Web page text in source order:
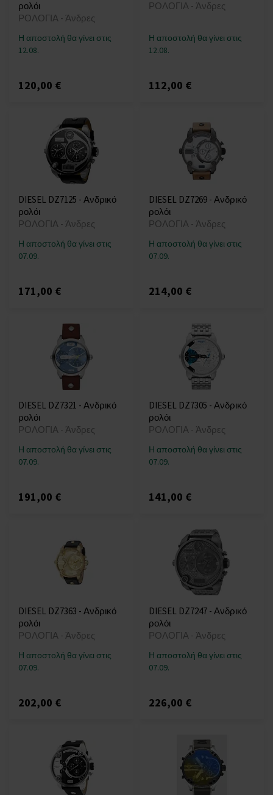
ρολόι
ΡΟΛΟΓΙΑ - Άνδρες
Η αποστολή θα γίνει στις
12.08.
120,00 €
ΡΟΛΟΓΙΑ - Άνδρες
Η αποστολή θα γίνει στις
12.08.
112,00 €
DIESEL DZ7125 - Ανδρικό
ρολόι
ΡΟΛΟΓΙΑ - Άνδρες
Η αποστολή θα γίνει στις
07.09.
171,00 €
DIESEL DZ7269 - Ανδρικό
ρολόι
ΡΟΛΟΓΙΑ - Άνδρες
Η αποστολή θα γίνει στις
07.09.
214,00 €
DIESEL DZ7321 - Ανδρικό
ρολόι
ΡΟΛΟΓΙΑ - Άνδρες
Η αποστολή θα γίνει στις
07.09.
191,00 €
DIESEL DZ7305 - Ανδρικό
ρολόι
ΡΟΛΟΓΙΑ - Άνδρες
Η αποστολή θα γίνει στις
07.09.
141,00 €
DIESEL DZ7363 - Ανδρικό
ρολόι
ΡΟΛΟΓΙΑ - Άνδρες
Η αποστολή θα γίνει στις
07.09.
202,00 €
DIESEL DZ7247 - Ανδρικό
ρολόι
ΡΟΛΟΓΙΑ - Άνδρες
Η αποστολή θα γίνει στις
07.09.
226,00 €